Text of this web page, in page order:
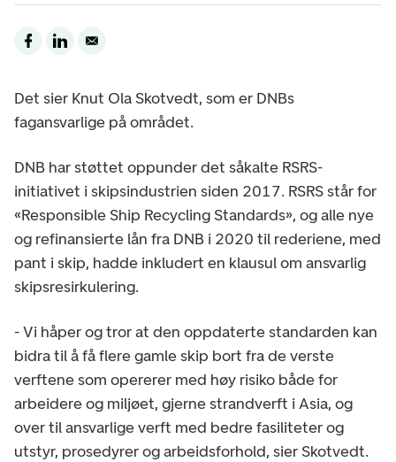
Det sier Knut Ola Skotvedt, som er DNBs
fagansvarlige på området.
DNB har støttet oppunder det såkalte RSRS-
initiativet i skipsindustrien siden 2017. RSRS står for
«Responsible Ship Recycling Standards», og alle nye
og refinansierte lån fra DNB i 2020 til rederiene, med
pant i skip, hadde inkludert en klausul om ansvarlig
skipsresirkulering.
- Vi håper og tror at den oppdaterte standarden kan
bidra til å få flere gamle skip bort fra de verste
verftene som opererer med høy risiko både for
arbeidere og miljøet, gjerne strandverft i Asia, og
over til ansvarlige verft med bedre fasiliteter og
utstyr, prosedyrer og arbeidsforhold, sier Skotvedt.